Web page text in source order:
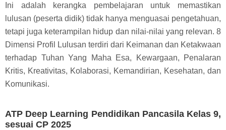
Ini adalah kerangka pembelajaran untuk memastikan
lulusan (peserta didik) tidak hanya menguasai pengetahuan,
tetapi juga keterampilan hidup dan nilai-nilai yang relevan. 8
Dimensi Profil Lulusan terdiri dari Keimanan dan Ketakwaan
terhadap Tuhan Yang Maha Esa, Kewargaan, Penalaran
Kritis, Kreativitas, Kolaborasi, Kemandirian, Kesehatan, dan
Komunikasi.
ATP Deep Learning Pendidikan Pancasila Kelas 9,
sesuai CP 2025